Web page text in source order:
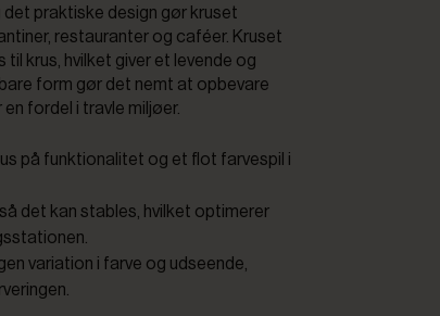
praktiske design gør kruset
restauranter og caféer. Kruset
til krus, hvilket giver et levende og
form gør det nemt at opbevare
fordel i travle miljøer.
på funktionalitet og et flot farvespil i
det kan stables, hvilket optimerer
variation i farve og udseende,